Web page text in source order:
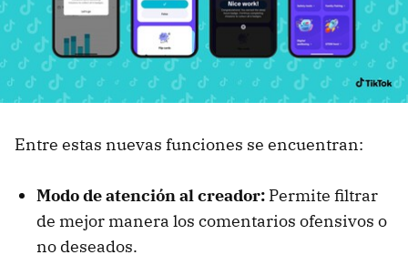
Entre estas nuevas funciones se encuentran:
Modo de atención al creador: Permite filtrar
de mejor manera los comentarios ofensivos o
no deseados.